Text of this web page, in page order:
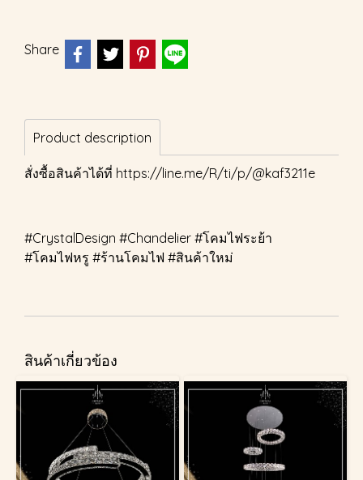
Share
Product description
สั่งซื้อสินค้าได้ที่ https://line.me/R/ti/p/@kaf3211e
#CrystalDesign #Chandelier #โคมไฟระย้า
#โคมไฟหรู #ร้านโคมไฟ #สินค้าใหม่
สินค้าเกี่ยวข้อง